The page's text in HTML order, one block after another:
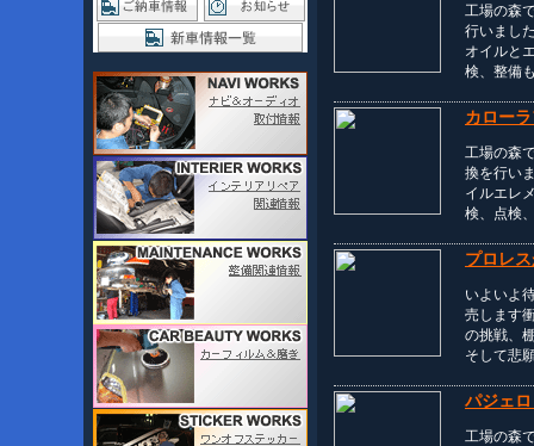
工場の森
行いまし
オイルと
検、整備
カロー
工場の森
換を行い
イルエレ
検、点検
プロレ
いよいよ
売します
の挑戦、
そして悲
パジェ
工場の森